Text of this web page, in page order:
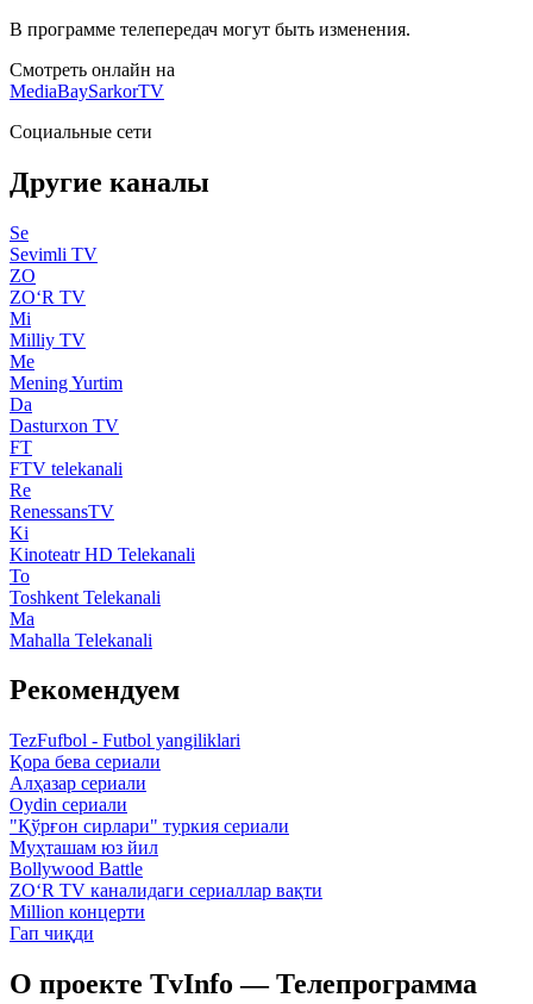
В программе телепередач могут быть изменения.
Смотреть онлайн на
MediaBaySarkorTV
Социальные сети
Другие каналы
Se
Sevimli TV
ZO
ZO‘R TV
Mi
Milliy TV
Me
Mening Yurtim
Da
Dasturxon TV
FT
FTV telekanali
Re
RenessansTV
Ki
Kinoteatr HD Telekanali
To
Toshkent Telekanali
Ma
Mahalla Telekanali
Рекомендуем
TezFufbol - Futbol yangiliklari
Қора бева сериали
Алҳазар сериали
Oydin сериали
"Қўрғон сирлари" туркия сериали
Муҳташам юз йил
Bollywood Battle
ZO‘R TV каналидаги сериаллар вақти
Million концерти
Гап чиқди
О проекте TvInfo — Телепрограмма